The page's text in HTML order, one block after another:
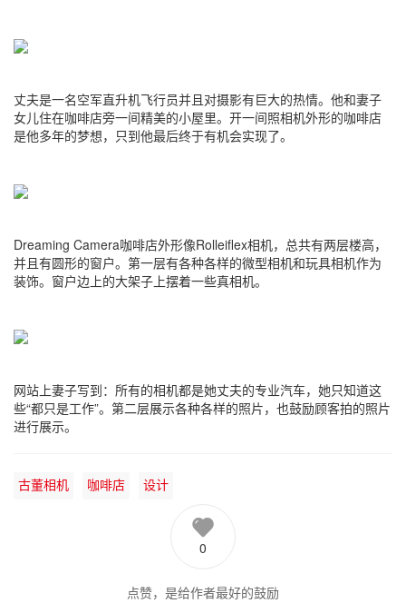
丈夫是一名空军直升机飞行员并且对摄影有巨大的热情。他和妻子
女儿住在咖啡店旁一间精美的小屋里。开一间照相机外形的咖啡店
是他多年的梦想，只到他最后终于有机会实现了。
Dreaming Camera咖啡店外形像Rolleiflex相机，总共有两层楼高，
并且有圆形的窗户。第一层有各种各样的微型相机和玩具相机作为
装饰。窗户边上的大架子上摆着一些真相机。
网站上妻子写到：所有的相机都是她丈夫的专业汽车，她只知道这
些“都只是工作”。第二层展示各种各样的照片，也鼓励顾客拍的照片
进行展示。
古董相机 咖啡店 设计
0
点赞，是给作者最好的鼓励